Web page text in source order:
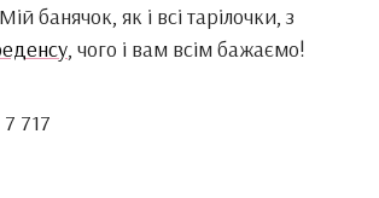
банячок, як і всі тарілочки, з
, чого і вам всім бажаємо!
7 717